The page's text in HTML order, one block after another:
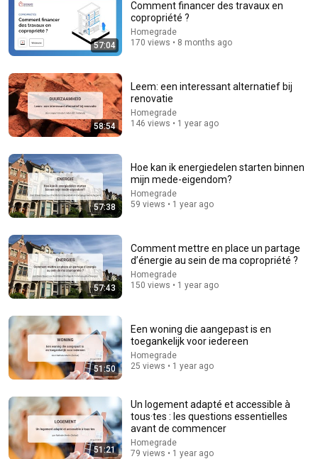
Météo des argiles du 02 août 2026. Le risque de
STOP-FISSURES-ARGILES
New 11 views
How the Epstein Network is Privatizing Govt &
Building the Surveillance State(w/Whitney Webb)
|TCHR
The Chris Hedges YouTube Channel
New 73K views
57:04
Comment financer des travaux en
copropriété ?
Homegrade
170 views • 8 months ago
58:54
Leem: een interessant alternatief bij
renovatie
Homegrade
146 views • 1 year ago
57:38
Hoe kan ik energiedelen starten binnen
mijn mede-eigendom?
Homegrade
59 views • 1 year ago
57:43
Comment mettre en place un partage
d’énergie au sein de ma copropriété ?
Homegrade
150 views • 1 year ago
51:50
Een woning die aangepast is en
toegankelijk voor iedereen
Homegrade
25 views • 1 year ago
51:21
Un logement adapté et accessible à
tous·tes : les questions essentielles
avant de commencer
Homegrade
79 views • 1 year ago